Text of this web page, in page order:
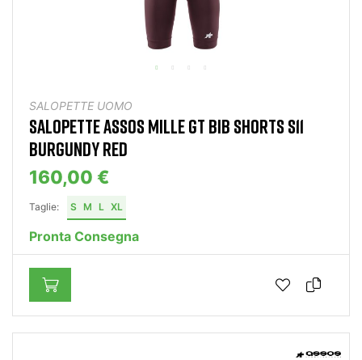
SALOPETTE UOMO
SALOPETTE ASSOS MILLE GT BIB SHORTS S11
BURGUNDY RED
160,00 €
Taglie: S M L XL
Pronta Consegna